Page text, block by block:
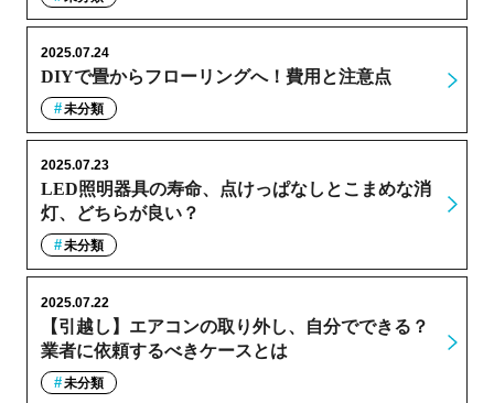
DIYで畳からフローリングへ！費用と注意点
2025.07.24
未分類
LED照明器具の寿命、点けっぱなしとこまめな消
灯、どちらが良い？
2025.07.23
未分類
【引越し】エアコンの取り外し、自分でできる？
業者に依頼するべきケースとは
2025.07.22
未分類